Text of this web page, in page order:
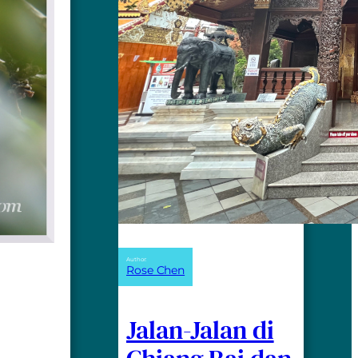
Author:
Rose Chen
Jalan-Jalan di